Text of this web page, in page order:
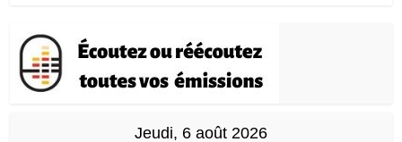
Jeudi, 6 août 2026